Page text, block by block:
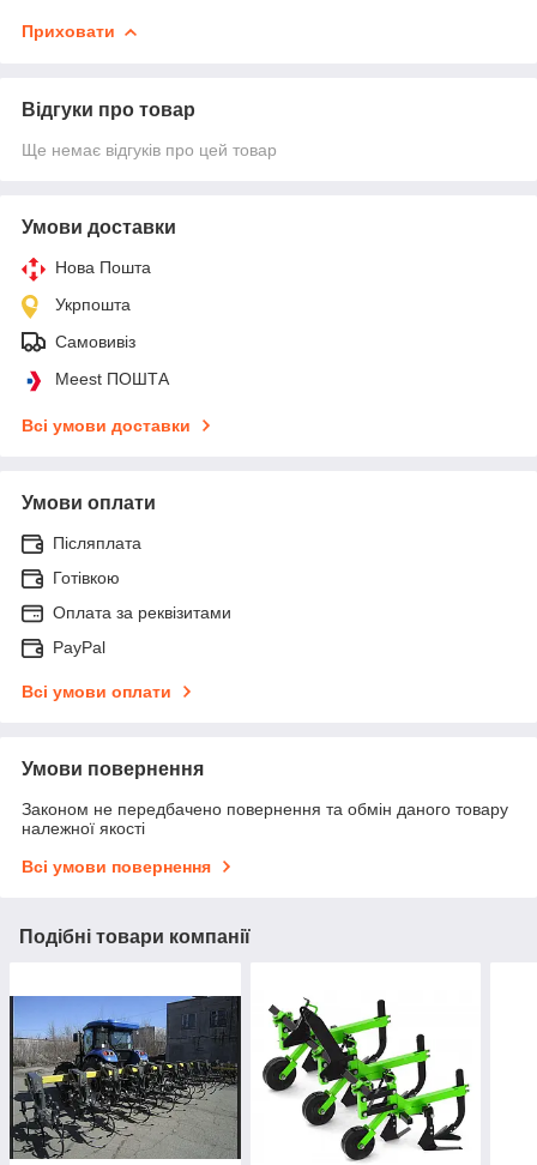
Приховати
Відгуки про товар
Ще немає відгуків про цей товар
Умови доставки
Нова Пошта
Укрпошта
Самовивіз
Meest ПОШТА
Всі умови доставки
Умови оплати
Післяплата
Готівкою
Оплата за реквізитами
PayPal
Всі умови оплати
Умови повернення
Законом не передбачено повернення та обмін даного товару
належної якості
Всі умови повернення
Подібні товари компанії